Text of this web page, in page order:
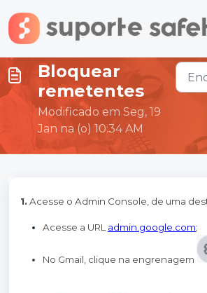
Ir para o conteúdo principal
Bloquear
remetentes
Modificado em Seg, 19
Jan na (o) 10:34 AM
1. Acesse o Admin Console, de uma
Acesse a URL admin.google.com;
No Gmail, clique na engrenagem